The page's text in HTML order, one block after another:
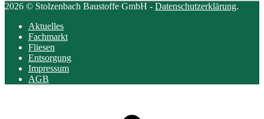
2026 © Stolzenbach Baustoffe GmbH - Datenschutzerklärung.
Aktuelles
Fachmarkt
Fliesen
Entsorgung
Impressum
AGB